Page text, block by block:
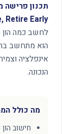
Retire Early):
הוא מתחשב
אינפלציה
הנכונה.
מה כולל
חישוב